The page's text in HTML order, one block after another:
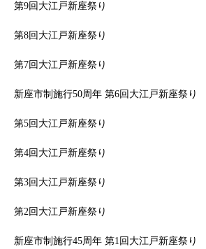
第9回大江戸新座祭り
第8回大江戸新座祭り
第7回大江戸新座祭り
新座市制施行50周年 第6回大江戸新座祭り
第5回大江戸新座祭り
第4回大江戸新座祭り
第3回大江戸新座祭り
第2回大江戸新座祭り
新座市制施行45周年 第1回大江戸新座祭り